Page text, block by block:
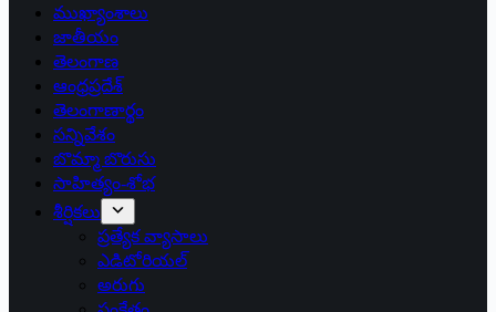
ముఖ్యాంశాలు
జాతీయం
తెలంగాణ
ఆంధ్రప్రదేశ్
తెలంగాణార్థం
సన్నివేశం
బొమ్మా బొరుసు
సాహిత్యం-శోభ
శీర్షికలు
ప్రత్యేక వ్యాసాలు
ఎడిటోరియల్
అరుగు